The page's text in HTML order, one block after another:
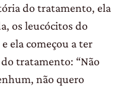
do tratamento, ela
os leucócitos do
ela começou a ter
tratamento: “Não
não quero